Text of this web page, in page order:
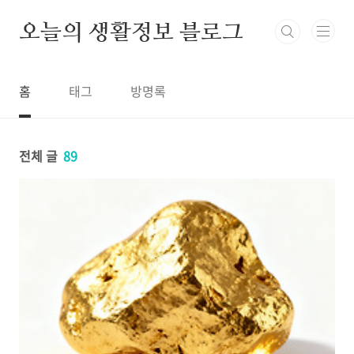
오늘의 생활정보 블로그
홈 태그 방명록
전체 글 89